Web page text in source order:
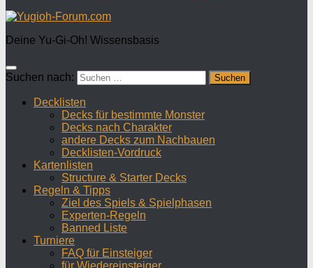
Deine Yu-Gi-Oh! Wissensbasis
Suchen nach:
Decklisten
Decks für bestimmte Monster
Decks nach Charakter
andere Decks zum Nachbauen
Decklisten-Vordruck
Kartenlisten
Structure & Starter Decks
Regeln & Tipps
Ziel des Spiels & Spielphasen
Experten-Regeln
Banned Liste
Turniere
FAQ für Einsteiger
für Wiedereinsteiger